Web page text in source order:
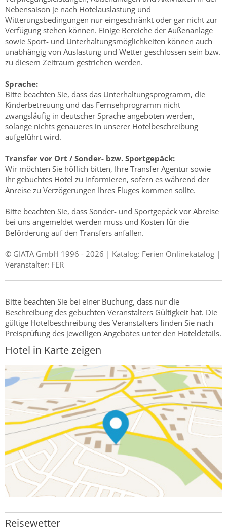
Nebensaison je nach Hotelauslastung und
Witterungsbedingungen nur eingeschränkt oder gar nicht zur
Verfügung stehen können. Einige Bereiche der Außenanlage
sowie Sport- und Unterhaltungsmöglichkeiten können auch
unabhängig von Auslastung und Wetter geschlossen sein bzw.
zu diesem Zeitraum gestrichen werden.
Sprache:
Bitte beachten Sie, dass das Unterhaltungsprogramm, die
Kinderbetreuung und das Fernsehprogramm nicht
zwangsläufig in deutscher Sprache angeboten werden,
solange nichts genaueres in unserer Hotelbeschreibung
aufgeführt wird.
Transfer vor Ort / Sonder- bzw. Sportgepäck:
Wir möchten Sie höflich bitten, Ihre Transfer Agentur sowie
Ihr gebuchtes Hotel zu informieren, sofern es während der
Anreise zu Verzögerungen Ihres Fluges kommen sollte.
Bitte beachten Sie, dass Sonder- und Sportgepäck vor Abreise
bei uns angemeldet werden muss und Kosten für die
Beförderung auf den Transfers anfallen.
© GIATA GmbH 1996 - 2026 | Katalog: Ferien Onlinekatalog |
Veranstalter: FER
Bitte beachten Sie bei einer Buchung, dass nur die
Beschreibung des gebuchten Veranstalters Gültigkeit hat. Die
gültige Hotelbeschreibung des Veranstalters finden Sie nach
Preisprüfung des jeweiligen Angebotes unter den Hoteldetails.
Hotel in Karte zeigen
Reisewetter